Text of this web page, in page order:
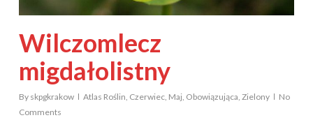
Wilczomlecz
migdałolistny
By skpgkrakow Atlas Roślin Czerwiec, Maj Obowiązująca Zielony
No
Comments